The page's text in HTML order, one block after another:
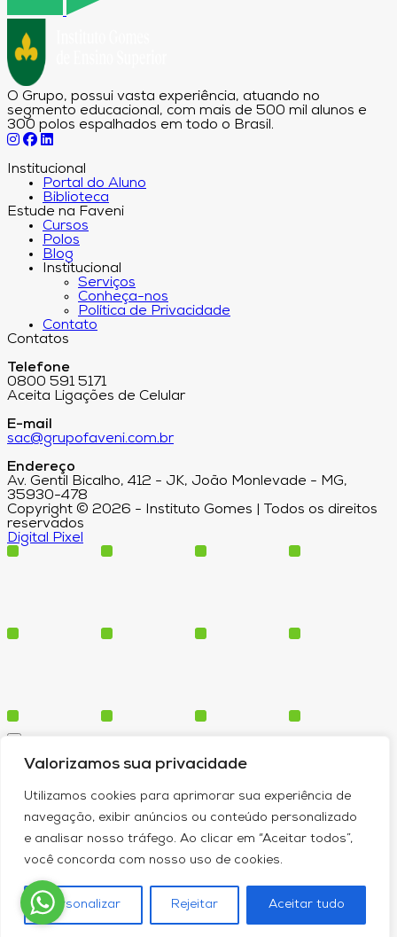
Valorizamos sua privacidade
Utilizamos cookies para aprimorar sua experiência de
navegação, exibir anúncios ou conteúdo personalizado
e analisar nosso tráfego. Ao clicar em “Aceitar todos”,
você concorda com nosso uso de cookies.
Personalizar Rejeitar Aceitar tudo
O Grupo, possui vasta experiência, atuando no
segmento educacional, com mais de 500 mil alunos e
300 polos espalhados em todo o Brasil.
Institucional
Portal do Aluno
Biblioteca
Estude na Faveni
Cursos
Polos
Blog
Institucional
Serviços
Conheça-nos
Política de Privacidade
Contato
Contatos
Telefone
0800 591 5171
Aceita Ligações de Celular
E-mail
sac@grupofaveni.com.br
Endereço
Av. Gentil Bicalho, 412 - JK, João Monlevade - MG,
35930-478
Copyright © 2026 - Instituto Gomes | Todos os direitos
reservados
Digital Pixel
Cursos
Blog
Serviços
Conheça-nos
Política de Privacidade
Contato